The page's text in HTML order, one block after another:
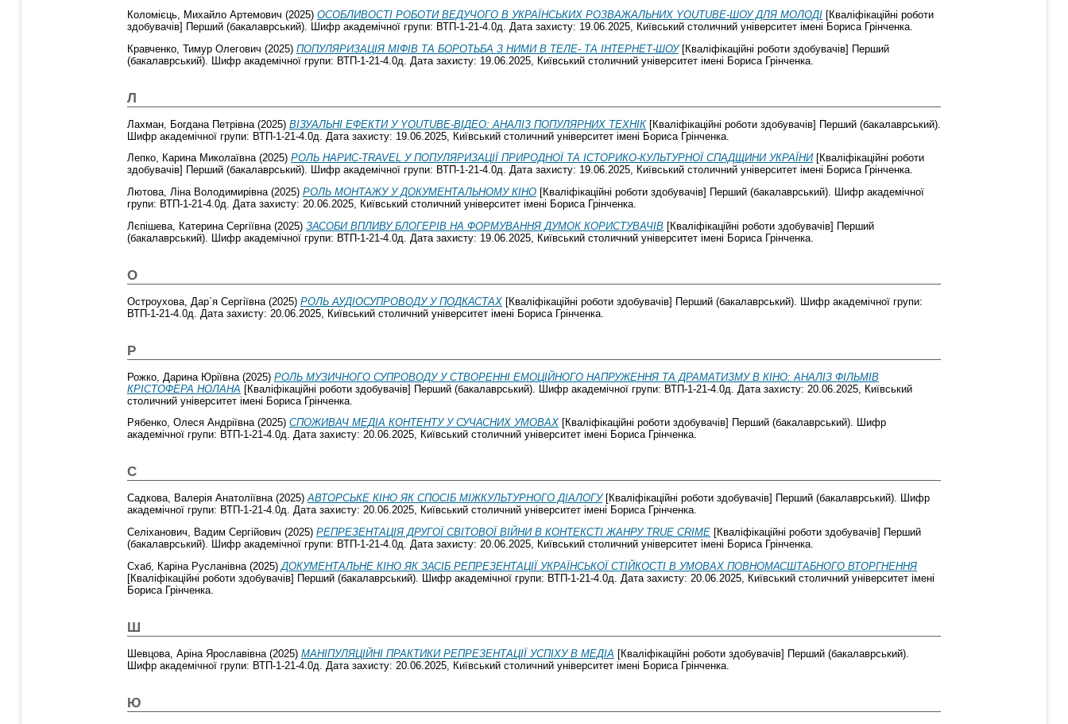
Коломієць, Михайло Артемович (2025) ОСОБЛИВОСТІ РОБОТИ ВЕДУЧОГО В УКРАЇНСЬКИХ РОЗВАЖАЛЬНИХ YOUTUBE-ШОУ ДЛЯ МОЛОДІ [Кваліфікаційні роботи
здобувачів] Перший (бакалаврський). Шифр академічної групи: ВТП-1-21-4.0д. Дата захисту: 19.06.2025, Київський столичний університет імені Бориса Грінченка.
Кравченко, Тимур Олегович (2025) ПОПУЛЯРИЗАЦІЯ МІФІВ ТА БОРОТЬБА З НИМИ В ТЕЛЕ- ТА ІНТЕРНЕТ-ШОУ[Кваліфікаційні роботи здобувачів] Перший
(бакалаврський). Шифр академічної групи: ВТП-1-21-4.0д. Дата захисту: 19.06.2025, Київський столичний університет імені Бориса Грінченка.
Л
Лахман, Богдана Петрівна (2025) ВІЗУАЛЬНІ ЕФЕКТИ У YOUTUBE-ВІДЕО: АНАЛІЗ ПОПУЛЯРНИХ ТЕХНІК [Кваліфікаційні роботи здобувачів] Перший (бакалаврський).
Шифр академічної групи: ВТП-1-21-4.0д. Дата захисту: 19.06.2025, Київський столичний університет імені Бориса Грінченка.
Лепко, Карина Миколаївна(2025) РОЛЬ НАРИС-TRAVEL У ПОПУЛЯРИЗАЦІЇ ПРИРОДНОЇ ТА ІСТОРИКО-КУЛЬТУРНОЇ СПАДЩИНИ УКРАЇНИ[Кваліфікаційні роботи
здобувачів] Перший (бакалаврський). Шифр академічної групи: ВТП-1-21-4.0д. Дата захисту: 19.06.2025, Київський столичний університет імені Бориса Грінченка.
Лютова, Ліна Володимирівна(2025) РОЛЬ МОНТАЖУ У ДОКУМЕНТАЛЬНОМУ КІНО [Кваліфікаційні роботи здобувачів] Перший (бакалаврський). Шифр академічної
групи: ВТП-1-21-4.0д. Дата захисту: 20.06.2025, Київський столичний університет імені Бориса Грінченка.
Лєпішева, Катерина Сергіївна (2025) ЗАСОБИ ВПЛИВУ БЛОГЕРІВ НА ФОРМУВАННЯ ДУМОК КОРИСТУВАЧІВ [Кваліфікаційні роботи здобувачів] Перший
(бакалаврський). Шифр академічної групи: ВТП-1-21-4.0д. Дата захисту: 19.06.2025, Київський столичний університет імені Бориса Грінченка.
О
Остроухова, Дар`я Сергіївна (2025) РОЛЬ АУДІОСУПРОВОДУ У ПОДКАСТАХ [Кваліфікаційні роботи здобувачів] Перший (бакалаврський). Шифр академічної групи:
ВТП-1-21-4.0д. Дата захисту: 20.06.2025, Київський столичний університет імені Бориса Грінченка.
Р
Рожко, Дарина Юріївна (2025) РОЛЬ МУЗИЧНОГО СУПРОВОДУ У СТВОРЕННІ ЕМОЦІЙНОГО НАПРУЖЕННЯ ТА ДРАМАТИЗМУ В КІНО: АНАЛІЗ ФІЛЬМІВ
КРІСТОФЕРА НОЛАНА [Кваліфікаційні роботи здобувачів] Перший (бакалаврський). Шифр академічної групи: ВТП-1-21-4.0д. Дата захисту: 20.06.2025, Київський
столичний університет імені Бориса Грінченка.
Рябенко, Олеся Андріївна(2025) СПОЖИВАЧ МЕДІА КОНТЕНТУ У СУЧАСНИХ УМОВАХ [Кваліфікаційні роботи здобувачів] Перший (бакалаврський). Шифр
академічної групи: ВТП-1-21-4.0д. Дата захисту: 20.06.2025, Київський столичний університет імені Бориса Грінченка.
С
Садкова, Валерія Анатоліївна(2025)АВТОРСЬКЕ КІНО ЯК СПОСІБ МІЖКУЛЬТУРНОГО ДІАЛОГУ[Кваліфікаційні роботи здобувачів] Перший (бакалаврський). Шифр
академічної групи: ВТП-1-21-4.0д. Дата захисту: 20.06.2025, Київський столичний університет імені Бориса Грінченка.
Селіханович, Вадим Сергійович (2025) РЕПРЕЗЕНТАЦІЯ ДРУГОЇ СВІТОВОЇ ВІЙНИ В КОНТЕКСТІ ЖАНРУ TRUE CRIME [Кваліфікаційні роботи здобувачів] Перший
(бакалаврський). Шифр академічної групи: ВТП-1-21-4.0д. Дата захисту: 20.06.2025, Київський столичний університет імені Бориса Грінченка.
Схаб, Каріна Русланівна (2025) ДОКУМЕНТАЛЬНЕ КІНО ЯК ЗАСІБ РЕПРЕЗЕНТАЦІЇ УКРАЇНСЬКОЇ СТІЙКОСТІ В УМОВАХ ПОВНОМАСШТАБНОГО ВТОРГНЕННЯ
[Кваліфікаційні роботи здобувачів] Перший (бакалаврський). Шифр академічної групи: ВТП-1-21-4.0д. Дата захисту: 20.06.2025, Київський столичний університет імені
Бориса Грінченка.
Ш
Шевцова, Аріна Ярославівна (2025) МАНІПУЛЯЦІЙНІ ПРАКТИКИ РЕПРЕЗЕНТАЦІЇ УСПІХУ В МЕДІА [Кваліфікаційні роботи здобувачів] Перший (бакалаврський).
Шифр академічної групи: ВТП-1-21-4.0д. Дата захисту: 20.06.2025, Київський столичний університет імені Бориса Грінченка.
Ю